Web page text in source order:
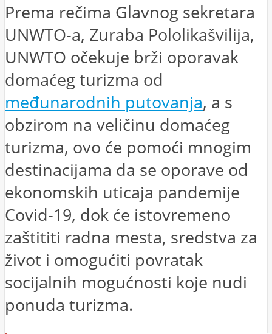
Prema rečima Glavnog sekretara
UNWTO-a, Zuraba Pololikašvilija,
UNWTO očekuje brži oporavak
domaćeg turizma od
međunarodnih putovanja, a s
obzirom na veličinu domaćeg
turizma, ovo će pomoći mnogim
destinacijama da se oporave od
ekonomskih uticaja pandemije
Covid-19, dok će istovremeno
zaštititi radna mesta, sredstva za
život i omogućiti povratak
socijalnih mogućnosti koje nudi
ponuda turizma.